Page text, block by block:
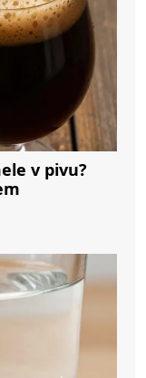
v pivu?